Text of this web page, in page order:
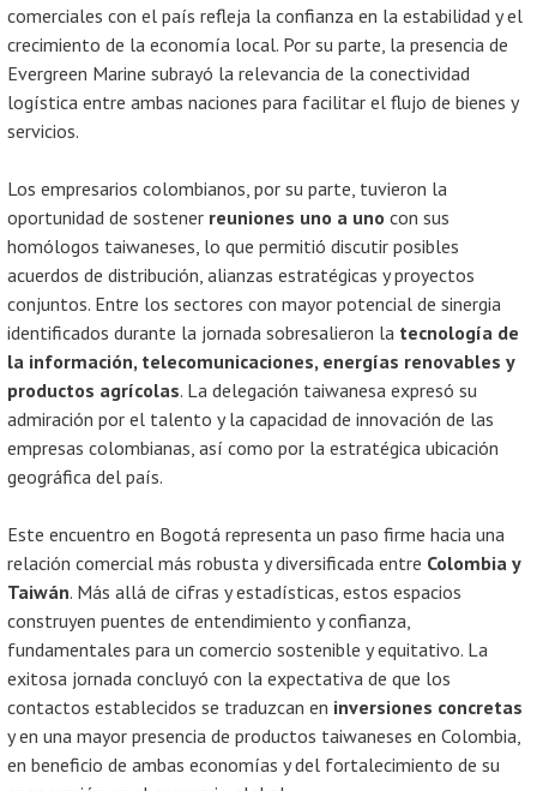
comerciales con el país refleja la confianza en la estabilidad y el
crecimiento de la economía local. Por su parte, la presencia de
Evergreen Marine subrayó la relevancia de la conectividad
logística entre ambas naciones para facilitar el flujo de bienes y
servicios.
Los empresarios colombianos, por su parte, tuvieron la
oportunidad de sostener reuniones uno a uno con sus
homólogos taiwaneses, lo que permitió discutir posibles
acuerdos de distribución, alianzas estratégicas y proyectos
conjuntos. Entre los sectores con mayor potencial de sinergia
identificados durante la jornada sobresalieron la tecnología de
la información, telecomunicaciones, energías renovables y
productos agrícolas. La delegación taiwanesa expresó su
admiración por el talento y la capacidad de innovación de las
empresas colombianas, así como por la estratégica ubicación
geográfica del país.
Este encuentro en Bogotá representa un paso firme hacia una
relación comercial más robusta y diversificada entre Colombia y
Taiwán. Más allá de cifras y estadísticas, estos espacios
construyen puentes de entendimiento y confianza,
fundamentales para un comercio sostenible y equitativo. La
exitosa jornada concluyó con la expectativa de que los
contactos establecidos se traduzcan en inversiones concretas
y en una mayor presencia de productos taiwaneses en Colombia,
en beneficio de ambas economías y del fortalecimiento de su